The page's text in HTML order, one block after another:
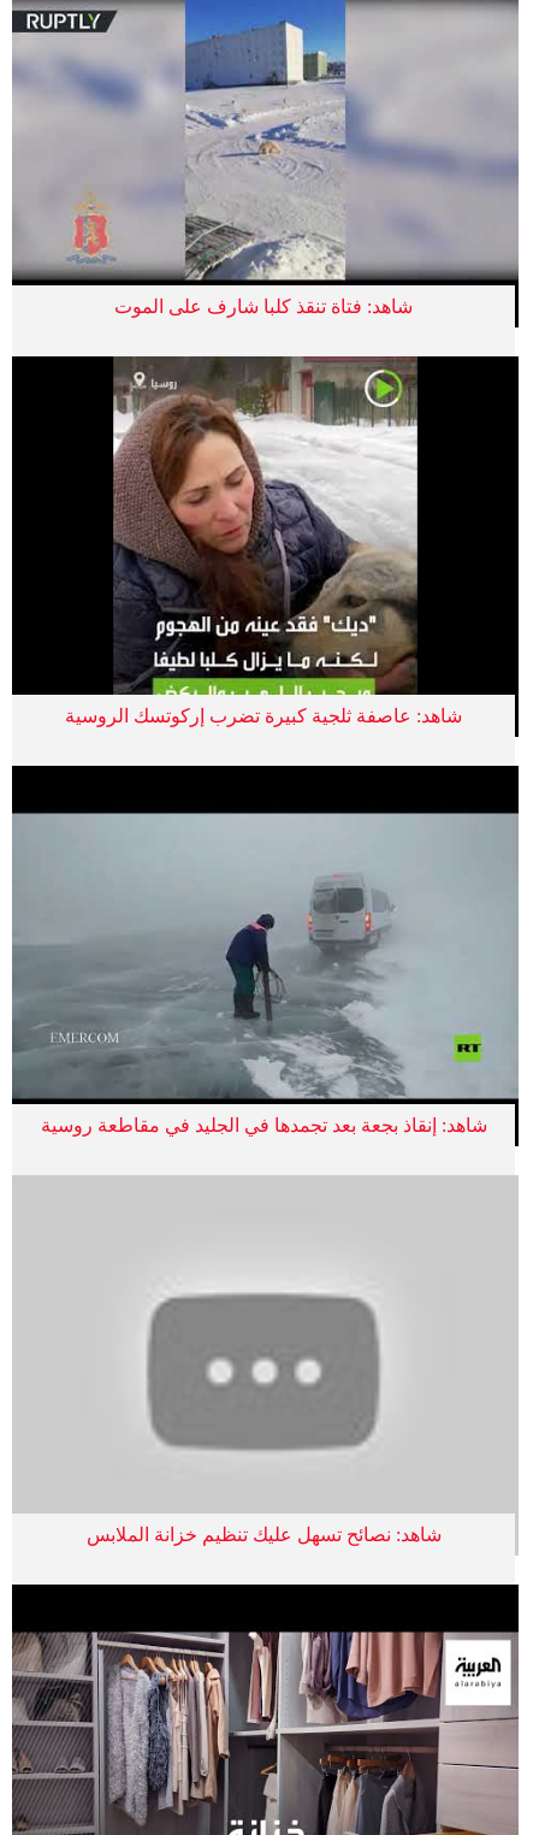
شاهد: فتاة تنقذ كلبا شارف على الموت
شاهد: عاصفة ثلجية كبيرة تضرب إركوتسك الروسية
شاهد: إنقاذ بجعة بعد تجمدها في الجليد في مقاطعة روسية
شاهد: نصائح تسهل عليك تنظيم خزانة الملابس